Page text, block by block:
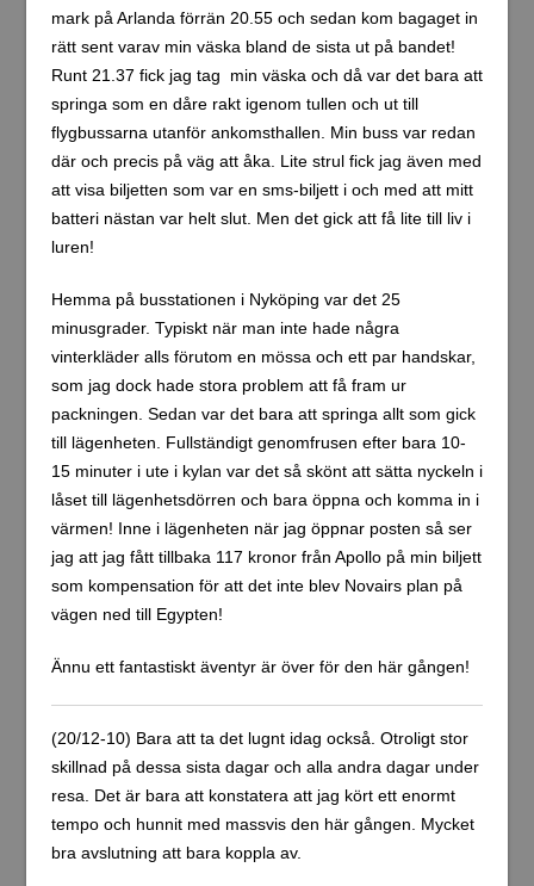
mark på Arlanda förrän 20.55 och sedan kom bagaget in
rätt sent varav min väska bland de sista ut på bandet!
Runt 21.37 fick jag tag min väska och då var det bara att
springa som en dåre rakt igenom tullen och ut till
flygbussarna utanför ankomsthallen. Min buss var redan
där och precis på väg att åka. Lite strul fick jag även med
att visa biljetten som var en sms-biljett i och med att mitt
batteri nästan var helt slut. Men det gick att få lite till liv i
luren!
Hemma på busstationen i Nyköping var det 25
minusgrader. Typiskt när man inte hade några
vinterkläder alls förutom en mössa och ett par handskar,
som jag dock hade stora problem att få fram ur
packningen. Sedan var det bara att springa allt som gick
till lägenheten. Fullständigt genomfrusen efter bara 10-
15 minuter i ute i kylan var det så skönt att sätta nyckeln i
låset till lägenhetsdörren och bara öppna och komma in i
värmen! Inne i lägenheten när jag öppnar posten så ser
jag att jag fått tillbaka 117 kronor från Apollo på min biljett
som kompensation för att det inte blev Novairs plan på
vägen ned till Egypten!
Ännu ett fantastiskt äventyr är över för den här gången!
(20/12-10) Bara att ta det lugnt idag också. Otroligt stor
skillnad på dessa sista dagar och alla andra dagar under
resa. Det är bara att konstatera att jag kört ett enormt
tempo och hunnit med massvis den här gången. Mycket
bra avslutning att bara koppla av.